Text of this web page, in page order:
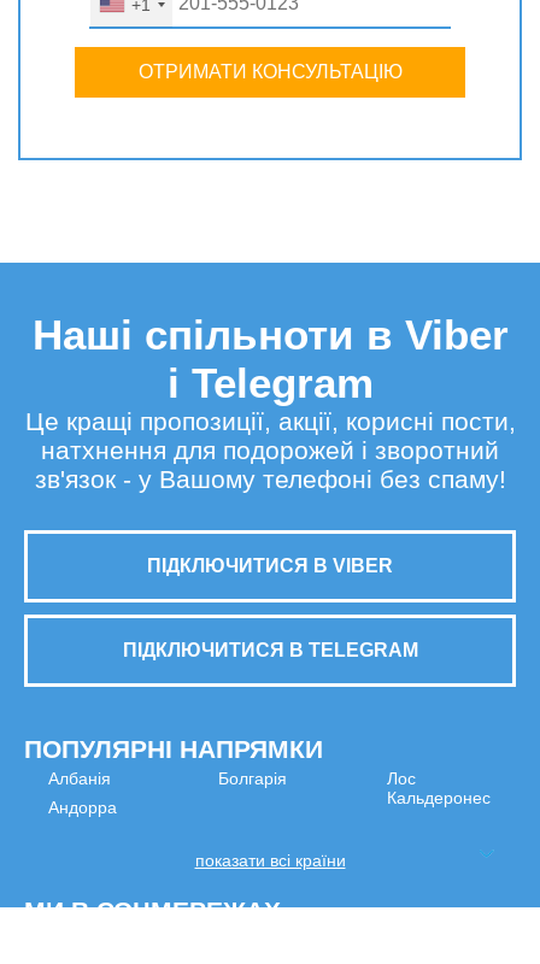
+1
ОТРИМАТИ КОНСУЛЬТАЦІЮ
Наші спільноти в Viber
і Telegram
Це кращі пропозиції, акції, корисні пости,
натхнення для подорожей і зворотний
зв'язок - у Вашому телефоні без спаму!
ПІДКЛЮЧИТИСЯ В VIBER
ПІДКЛЮЧИТИСЯ В TELEGRAM
ПОПУЛЯРНІ НАПРЯМКИ
Албанія
Андорра
Болгарія
Лос
Кальдеронес
показати всі країни
МИ В СОЦМЕРЕЖАХ